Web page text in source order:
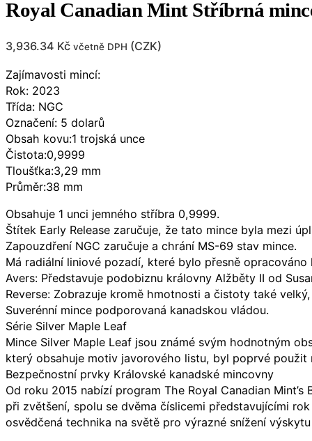
Royal Canadian Mint Stříbrná
3,936.34 Kč včetně DPH (CZK)
Zajímavosti mincí:
Rok: 2023
Třída: NGC
Označení: 5 dolarů
Obsah kovu:1 trojská unce
Čistota:0,9999
Tloušťka:3,29 mm
Průměr:38 mm
Obsahuje 1 unci jemného stříbra 0,9999.
Štítek Early Release zaručuje, že tato mince byla mezi
Zapouzdření NGC zaručuje a chrání MS-69 stav mince.
Má radiální liniové pozadí, které bylo přesně
Avers: Představuje podobiznu královny Alžběty II od
Reverse: Zobrazuje kromě hmotnosti a čistoty také
Suverénní mince podporovaná kanadskou vládou.
Série Silver Maple Leaf
Mince Silver Maple Leaf jsou známé svým hodnotným
který obsahuje motiv javorového listu, byl poprvé použit
Bezpečnostní prvky Královské kanadské mincovny
Od roku 2015 nabízí program The Royal Canadian
při zvětšení, spolu se dvěma číslicemi představujícími
osvědčená technika na světě pro výrazné snížení